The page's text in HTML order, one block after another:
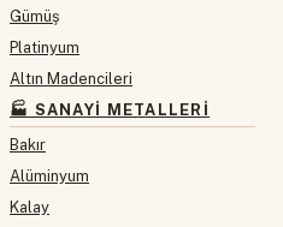
Gümüş
Platinyum
Altın Madencileri
🏭 SANAYI METALLERI
Bakır
Alüminyum
Kalay